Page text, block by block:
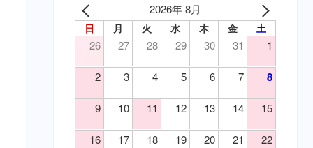
泌尿器の薬（要・犬）
吐き気止め（要・犬）
変形性関節症・関節炎（要・
犬）
変形性関節症・関節炎（要・
猫）
鎮静・精神安定・麻酔（要・
（皮）洗浄・殺菌消毒
（皮）湿疹
（皮）皮膚炎
（目）乾性角結膜炎
（目）角膜炎
（神）鎮痛
（耳）外耳炎
2026年 8月
日 月 火 水 木 金 土
26 27 28 29 30 31 1
2 3 4 5 6 7 8
9 10 11 12 13 14 15
16 17 18 19 20 21 22